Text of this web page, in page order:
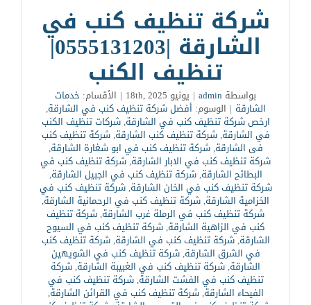
شركة تنظيف كنب في
الشارقة |0555131203|
تنظيف الكنب
بواسطة admin
| يونيو 18th, 2025 | الأقسام: خدمات
الشارقة | الوسوم: أفضل شركة تنظيف كنب في الشارقة,
ارخص شركة تنظيف كنب في الشارقة,شركات تنظيف الكنب
في الشارقة,شركة تنظيف كنب الشارقة,شركة تنظيف كنب
فى الشارقة,شركة تنظيف كنب في ابو شغارة الشارقة,
شركة تنظيف كنب في الابار الشارقة,شركة تنظيف كنب في
البطائح الشارقة,شركة تنظيف كنب في الجبيل الشارقة,
شركة تنظيف كنب في الخان الشارقة,شركة تنظيف كنب في
الخزامية الشارقة,شركة تنظيف كنب في الرحمانية الشارقة,
شركة تنظيف كنب في الرملة غرب الشارقة,شركة تنظيف
كنب في الزاهية الشارقة,شركة تنظيف كنب في السيوح
الشارقة,شركة تنظيف كنب في الشارقة,شركة تنظيف كنب
في الشرق الشارقة,شركة تنظيف كنب في الشويهين
الشارقة,شركة تنظيف كنب في الغبيبة الشارقة,شركة
تنظيف كنب في الفشت الشارقة,شركة تنظيف كنب في
الفيحاء الشارقة,شركة تنظيف كنب في القرائن الشارقة,